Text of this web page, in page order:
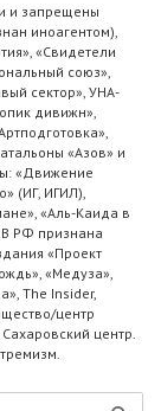
и запрещены
иноагентом),
«Свидетели
союз»,
сектор», УНА-
дивижн»,
«Азов» и
«Движение
(ИГ, ИГИЛ),
«Аль-Каида в
В РФ признана
«Проект
«Медуза»,
The Insider,
центр
центр.